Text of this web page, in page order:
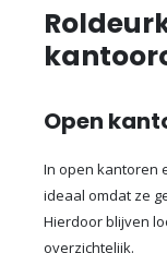
Open
In open kantoren
ideaal omdat ze
Hierdoor blijven
overzichtelijk.